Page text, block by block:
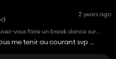
2 years ago
vous faire un break dance sur
me tenir au courant svp